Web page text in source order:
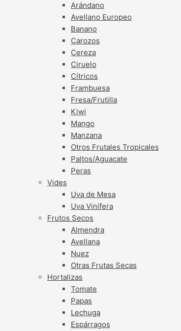
Arándano
Avellano Europeo
Banano
Carozos
Cereza
Ciruelo
Cítricos
Frambuesa
Fresa/Frutilla
Kiwi
Mango
Manzana
Otros Frutales Tropicales
Paltos/Aguacate
Peras
Vides
Uva de Mesa
Uva Vinífera
Frutos Secos
Almendra
Avellana
Nuez
Otras Frutas Secas
Hortalizas
Tomate
Papas
Lechuga
Espárragos